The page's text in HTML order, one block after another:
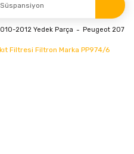
2012 Yedek Parça Peugeot 207